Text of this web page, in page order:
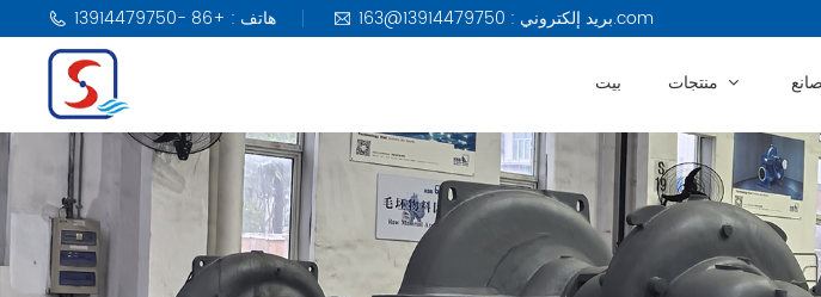
هاتف : +86 -13914479750 بريد إلكتروني : 13914479750@163.com
بيت